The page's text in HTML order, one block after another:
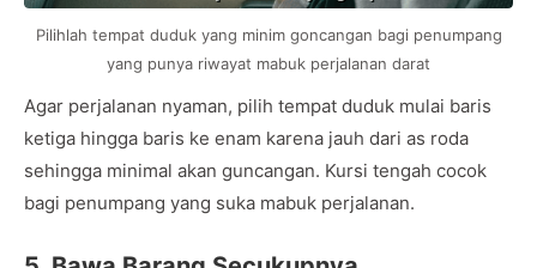
Pilihlah tempat duduk yang minim goncangan bagi penumpang
yang punya riwayat mabuk perjalanan darat
Agar perjalanan nyaman, pilih tempat duduk mulai baris
ketiga hingga baris ke enam karena jauh dari as roda
sehingga minimal akan guncangan. Kursi tengah cocok
bagi penumpang yang suka mabuk perjalanan.